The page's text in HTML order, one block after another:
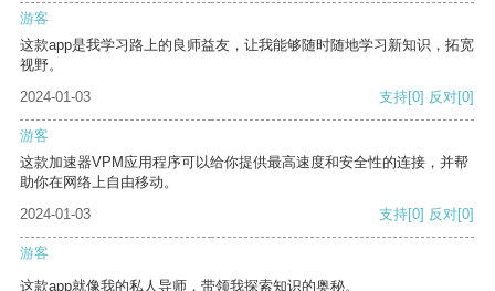
游客
这款app是我学习路上的良师益友，让我能够随时随地学习新知识，拓宽
视野。
2024-01-03
支持[0] 反对[0]
游客
这款加速器VPM应用程序可以给你提供最高速度和安全性的连接，并帮
助你在网络上自由移动。
2024-01-03
支持[0] 反对[0]
游客
这款app就像我的私人导师，带领我探索知识的奥秘。